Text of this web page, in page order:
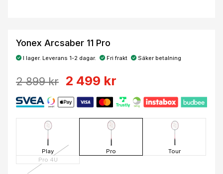
Yonex Arcsaber 11 Pro
I lager. Leverans 1-2 dagar. Fri frakt Säker betalning
2 899 kr 2 499 kr
Play Pro
Tour
Pro 4U